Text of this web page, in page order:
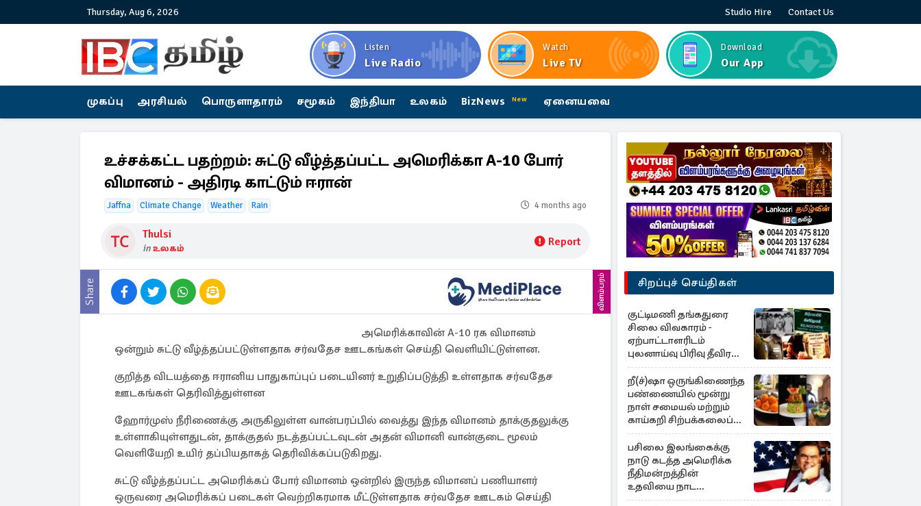
Thursday, Aug 6, 2026 Studio Hire Contact Us
Listen
Live Radio
Watch
Live TV
Download
Our App
முகப்பு அரசியல் பொருளாதாரம் சமூகம் இந்தியா உலகம் BizNews New ஏனையவை
உச்சக்கட்ட பதற்றம்: சுட்டு வீழ்த்தப்பட்ட அமெரிக்கா A-10 போர்
விமானம் - அதிரடி காட்டும் ஈரான்
Jaffna Climate Change Weather Rain 4 months ago
Thulsi
inஉலகம் Report
Share விளம்பரம்
அமெரிக்காவின் A-10 ரக விமானம்
ஒன்றும் சுட்டு வீழ்த்தப்பட்டுள்ளதாக சர்வதேச ஊடகங்கள் செய்தி வெளியிட்டுள்ளன.
குறித்த விடயத்தை ஈரானிய பாதுகாப்புப் படையினர் உறுதிப்படுத்தி உள்ளதாக சர்வதேச
ஊடகங்கள் தெரிவித்துள்ளன
ஹோர்முஸ் நீரிணைக்கு அருகிலுள்ள வான்பரப்பில் வைத்து இந்த விமானம் தாக்குதலுக்கு
உள்ளாகியுள்ளதுடன், தாக்குதல் நடத்தப்பட்டவுடன் அதன் விமானி வான்குடை மூலம்
வெளியேறி உயிர் தப்பியதாகத் தெரிவிக்கப்படுகிறது.
சுட்டு வீழ்த்தப்பட்ட அமெரிக்கப் போர் விமானம் ஒன்றில் இருந்த விமானப் பணியாளர்
ஒருவரை அமெரிக்கப் படைகள் வெற்றிகரமாக மீட்டுள்ளதாக சர்வதேச ஊடகம் செய்தி
சிறப்புச் செய்திகள்
குட்டிமணி தங்கதுரை
சிலை விவகாரம் -
ஏற்பாட்டாளரிடம்
புலனாய்வு பிரிவு தீவிர
விசாரணை
றீ(ச்)ஷா ஒருங்கிணைந்த
பண்ணையில் மூன்று
நாள் சமையல் மற்றும்
காய்கறி சிற்பக்கலைப்
பயிற்சி
பசிலை இலங்கைக்கு
நாடு கடத்த அமெரிக்க
நீதிமன்றத்தின்
உதவியை நாட
அரசாங்கம் முடிவு